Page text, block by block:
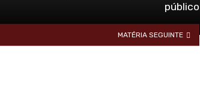
público
MATÉRIA SEGUINTE